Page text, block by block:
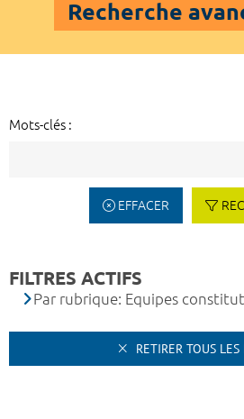
Recherche
Mots-clés :
EFFACER
FILTRES ACTIFS
Par rubrique: Equipes
RETIRER TOUS LES